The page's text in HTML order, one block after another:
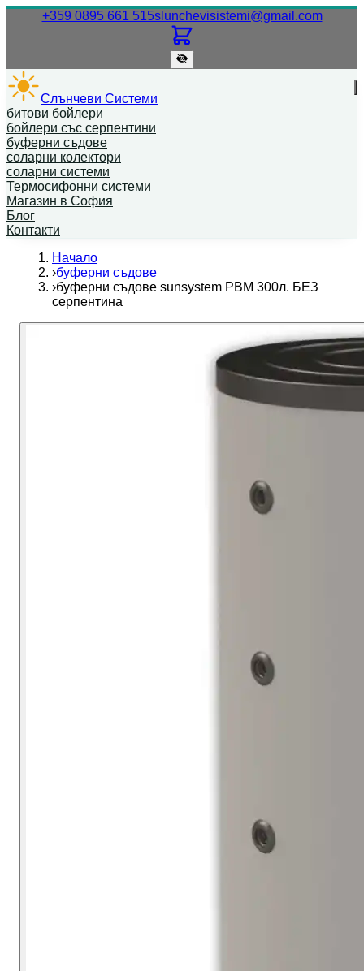
+359 0895 661 515Нашият телефонен номер.
slunchevisistemi@gmail.com
Слънчеви Системи
битови бойлери
бойлери със серпентини
буферни съдове
соларни колектори
соларни системи
Термосифонни системи
Магазин в София
Блог
Контакти
Начало
›буферни съдове
›буферни съдове sunsystem PBM 300л. БЕЗ
серпентина